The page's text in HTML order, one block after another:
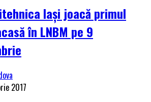
Iași joacă primul
în LNBM pe 9
2017